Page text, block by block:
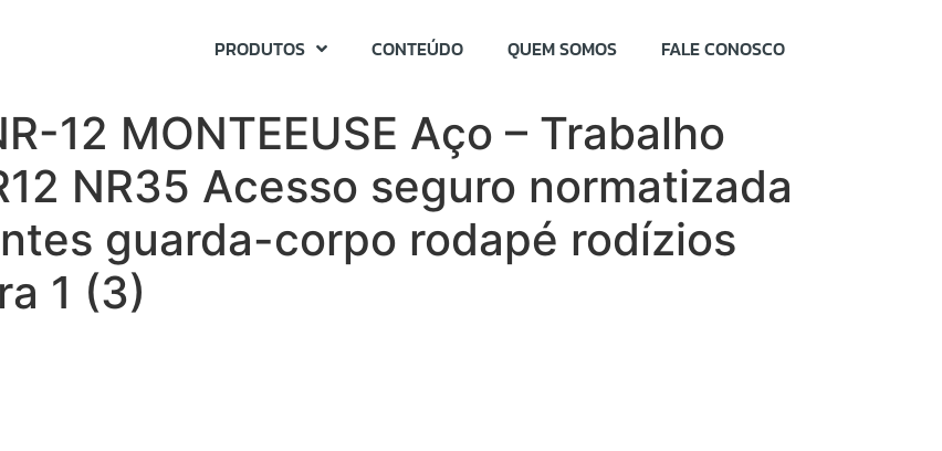
PRODUTOS CONTEÚDO QUEM SOMOS FALE CONOSCO
12 MONTEEUSE Aço – Trabalho
NR35 Acesso seguro normatizada
guarda-corpo rodapé rodízios
1 (3)